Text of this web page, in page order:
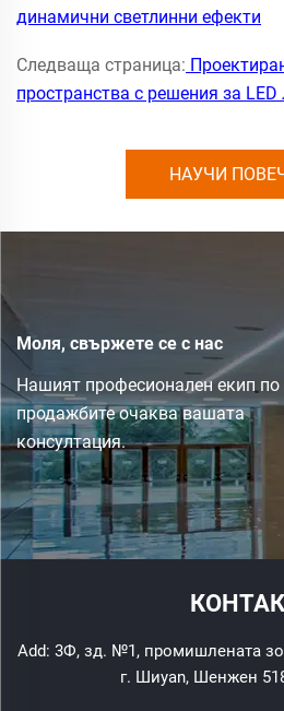
динамични светлинни ефекти
Следваща страница:
пространства с решения за LED
НАУЧИ
Моля, свържете се с нас
Нашият професионален екип по
продажбите очаква вашата
консултация.
Add: 3Ф, зд. №1, промишлената
г. Шиyan, Шенжен